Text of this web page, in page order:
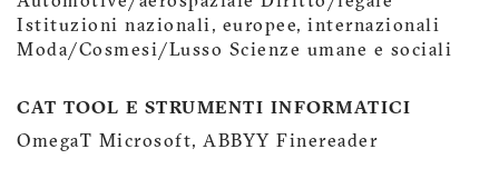
Istituzioni nazionali, europee, internazionali
Moda/Cosmesi/Lusso Scienze umane e sociali
CAT TOOL E STRUMENTI INFORMATICI
OmegaT Microsoft, ABBYY Finereader